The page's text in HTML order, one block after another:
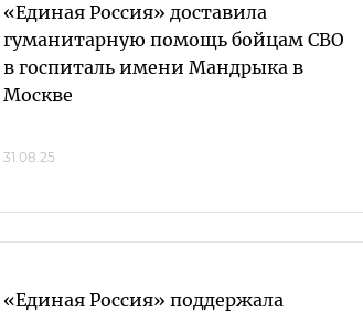
«Единая Россия» доставила
гуманитарную помощь бойцам СВО
в госпиталь имени Мандрыка в
Москве
31.08.25
«Единая Россия» поддержала